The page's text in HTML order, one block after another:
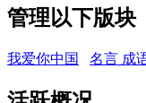
管理以下版块
我爱你中国 名言 成